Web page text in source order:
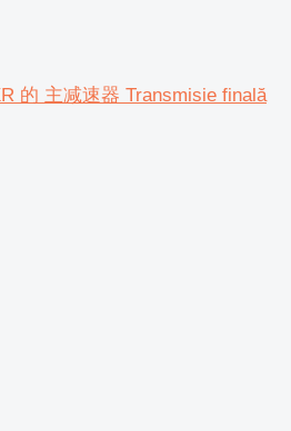
的 主减速器 Transmisie finală